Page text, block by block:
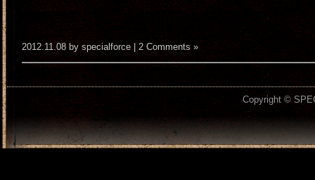
2012.11.08 by specialforce | 2 Comments »
Copyright ©